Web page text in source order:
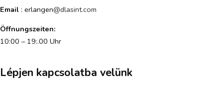
Email : erlangen@dlasint.com
Öffnungszeiten:
10:00 – 19:.00 Uhr
Lépjen kapcsolatba velünk